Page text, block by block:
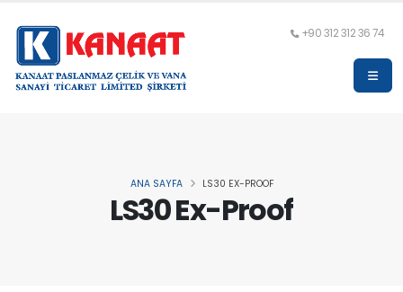
+90 312 312 36 74
LS30 Ex-Proof
ANA SAYFA LS30 EX-PROOF